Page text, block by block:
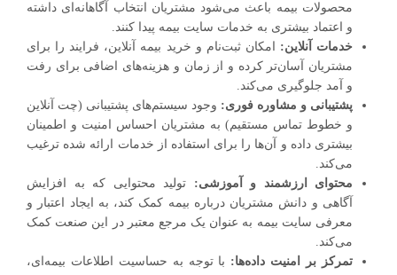
محصولات بیمه باعث می‌شود مشتریان انتخاب‌ آگاهانه‌ای داشته
و اعتماد بیشتری به خدمات سایت بیمه پیدا کنند.
خدمات آنلاین: امکان ثبت‌نام و خرید بیمه آنلاین، فرایند را برای
مشتریان آسان‌تر کرده و از زمان و هزینه‌های اضافی برای رفت
و آمد جلوگیری می‌کند.
پشتیبانی و مشاوره فوری: وجود سیستم‌های پشتیبانی (چت آنلاین
و خطوط تماس مستقیم) به مشتریان احساس امنیت و اطمینان
بیشتری داده و آن‌ها را برای استفاده از خدمات ارائه شده ترغیب
می‌کند.
محتوای ارزشمند و آموزشی: تولید محتوایی که به افزایش
آگاهی و دانش مشتریان درباره بیمه کمک کند، به ایجاد اعتبار و
معرفی سایت بیمه به عنوان یک مرجع معتبر در این صنعت کمک
می‌کند.
تمرکز بر امنیت داده‌ها: با توجه به حساسیت اطلاعات بیمه‌ای،